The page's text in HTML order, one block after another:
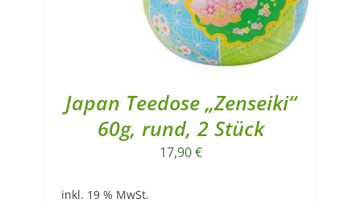
Japan Teedose „Zenseiki“
60g, rund, 2 Stück
17,90€
inkl. 19 % MwSt.